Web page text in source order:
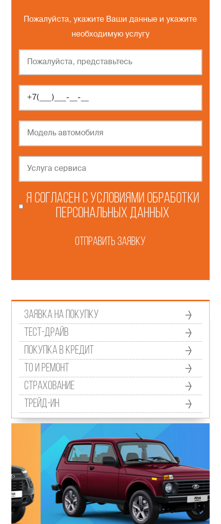
Пожалуйста, укажите Ваши данные и укажите
необходимую услугу
Я согласен сусловиями обработки
персональных данных
Отправить заявку
Заявка на покупку
Тест-драйв
Покупка в кредит
ТО и ремонт
Страхование
Трейд-ин